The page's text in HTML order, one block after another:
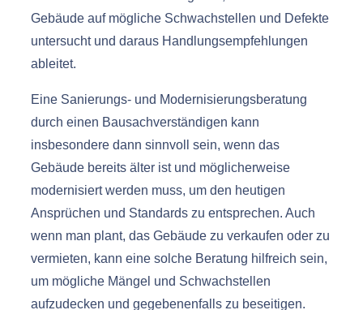
Gebäude auf mögliche Schwachstellen und Defekte
untersucht und daraus Handlungsempfehlungen
ableitet.
Eine Sanierungs- und Modernisierungsberatung
durch einen Bausachverständigen kann
insbesondere dann sinnvoll sein, wenn das
Gebäude bereits älter ist und möglicherweise
modernisiert werden muss, um den heutigen
Ansprüchen und Standards zu entsprechen. Auch
wenn man plant, das Gebäude zu verkaufen oder zu
vermieten, kann eine solche Beratung hilfreich sein,
um mögliche Mängel und Schwachstellen
aufzudecken und gegebenenfalls zu beseitigen.